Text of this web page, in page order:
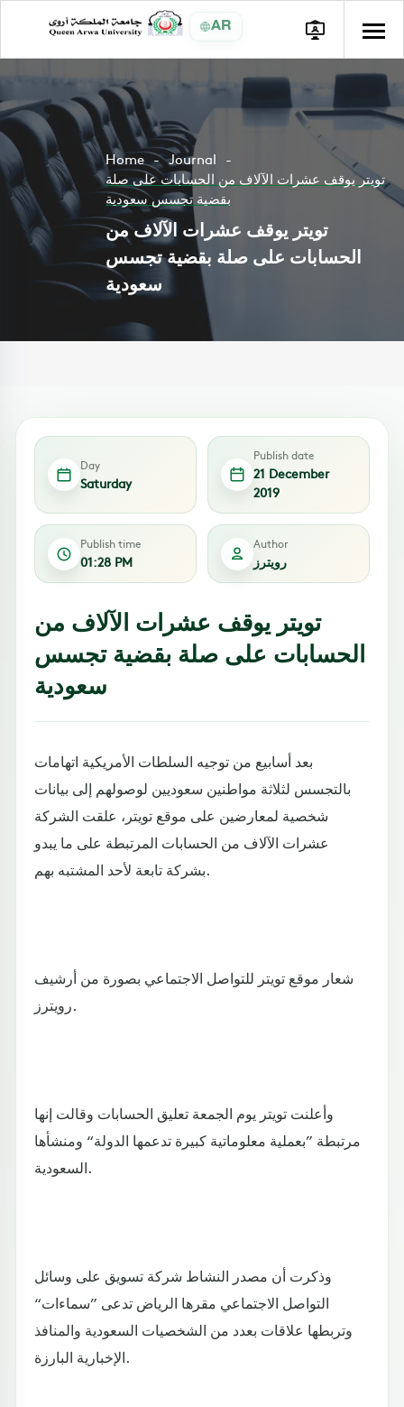
AR
Home
Journal
تويتر يوقف عشرات الآلاف من الحسابات على صلة
بقضية تجسس سعودية
تويتر يوقف عشرات الآلاف من
الحسابات على صلة بقضية تجسس
سعودية
Day
Saturday
Publish date
21 December
2019
Publish time
01:28 PM
Author
رويترز
تويتر يوقف عشرات الآلاف من
الحسابات على صلة بقضية تجسس
سعودية
بعد أسابيع من توجيه السلطات الأمريكية اتهامات
بالتجسس لثلاثة مواطنين سعوديين لوصولهم إلى بيانات
شخصية لمعارضين على موقع تويتر، علقت الشركة
عشرات الآلاف من الحسابات المرتبطة على ما يبدو
بشركة تابعة لأحد المشتبه بهم.
شعار موقع تويتر للتواصل الاجتماعي بصورة من أرشيف
رويترز.
وأعلنت تويتر يوم الجمعة تعليق الحسابات وقالت إنها
مرتبطة ”بعملية معلوماتية كبيرة تدعمها الدولة“ ومنشأها
السعودية.
وذكرت أن مصدر النشاط شركة تسويق على وسائل
التواصل الاجتماعي مقرها الرياض تدعى ”سماءات“
وتربطها علاقات بعدد من الشخصيات السعودية والمنافذ
الإخبارية البارزة.